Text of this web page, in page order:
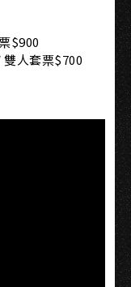
$900
人套票$700